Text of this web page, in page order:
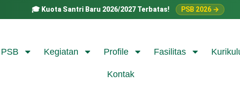
🎓 Kuota Santri Baru 2026/2027 Terbatas! PSB 2026 →
PSB Kegiatan Profile Fasilitas
Kontak